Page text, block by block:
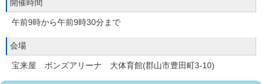
開催時間
午前9時から午前9時30分まで
会場
宝来屋 ボンズアリーナ 大体育館(郡山市豊田町3-10)